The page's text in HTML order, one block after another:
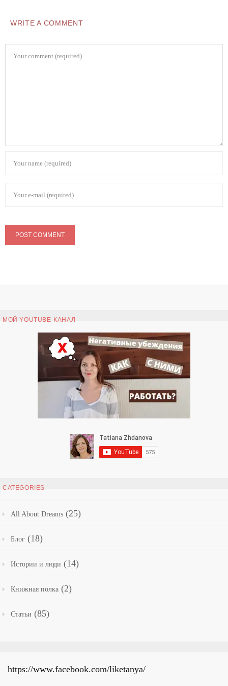
WRITE A COMMENT
МОЙ YOUTUBE-КАНАЛ
CATEGORIES
All About Dreams (25)
Блог (18)
Истории и люди (14)
Книжная полка (2)
Статьи (85)
https://www.facebook.com/liketanya/